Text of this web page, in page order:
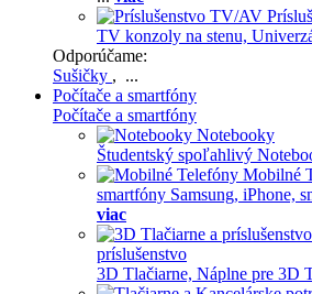
TV konzoly na stenu,
Odporúčame:
Sušičky , ...
Počítače a smartfóny
Počítače a smartfóny
Notebooky
Študentský spoľahlivý
Mobilné
smartfóny Samsung, iPhone,
viac
príslušenstvo
3D Tlačiarne, Náplne pre 3D